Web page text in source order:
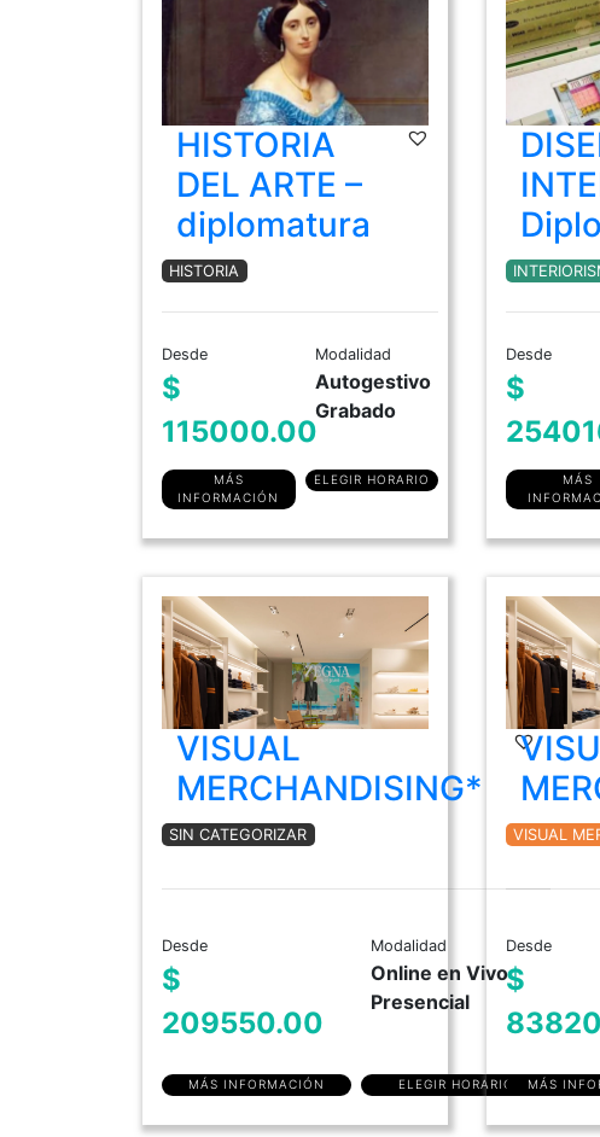
HISTORIA
DEL ARTE –
diplomatura
HISTORIA
Desde
$
115000.00
Modalidad
Autogestivo
Grabado
MÁS
INFORMACIÓN
ELEGIR HORARIO
Desde
$
MÁS
VISUAL
MERCHANDISING*
SIN CATEGORIZAR
Desde
$
209550.00
Modalidad
Online en Vivo
Presencial
MÁS INFORMACIÓN ELEGIR HORARIO
VISUAL
Desde
$
MÁS